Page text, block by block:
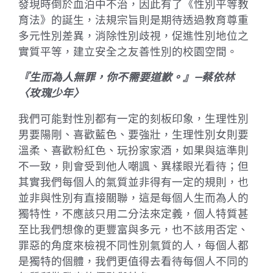
發現時倒於血泊中不治，因此有了《性別平等教
育法》的誕生，法規宗旨則是期待透過教育尊重
多元性別差異，消除性別歧視，促進性別地位之
實質平等，建立安全之友善性別的校園空間。
『生而為人無罪，你不需要道歉。』—蔡依林
〈玫瑰少年〉
我們可能對性別都有一定的刻板印象，生理性別
男要陽剛、喜歡藍色、要強壯，生理性別女則要
溫柔、喜歡粉紅色、玩扮家家酒，如果與這準則
不一致，則會受到他人嘲諷、異樣眼光看待；但
其實我們每個人的氣質並非得有一定的規則，也
並非與性別有直接關聯，這是每個人生而為人的
獨特性，不應該只用二分法來定義，個人特質甚
至比我們想像的更豐富與多元，也不該用否定、
罪惡的角度來檢視不同性別氣質的人，每個人都
是獨特的個體，我們更值得去看待每個人不同的